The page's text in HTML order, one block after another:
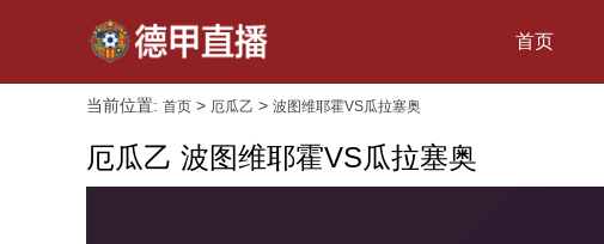
首页
当前位置: 首页 > 厄瓜乙 > 波图维耶霍VS瓜拉塞奥
厄瓜乙 波图维耶霍VS瓜拉塞奥